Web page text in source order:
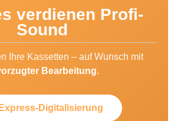
verdienen Profi-
Sound
Ihre Kassetten – auf Wunsch mit
Bearbeitung.
Digitalisierung